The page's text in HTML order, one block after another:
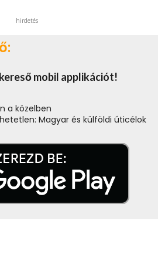
hirdetés
mobil applikációt!
a közelben
Magyar és külföldi úticélok